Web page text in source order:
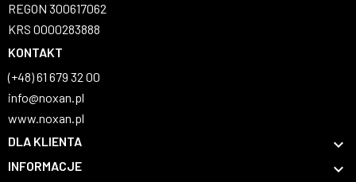
REGON 300617062
KRS 0000283888
KONTAKT
(+48) 61 679 32 00
info@noxan.pl
www.noxan.pl
DLA KLIENTA

INFORMACJE 